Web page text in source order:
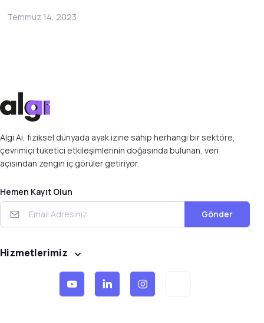
Temmuz 14, 2023
Algi Ai, fiziksel dünyada ayak izine sahip herhangi bir sektöre,
çevrimiçi tüketici etkileşimlerinin doğasında bulunan, veri
açısından zengin iç görüler getiriyor.
Hemen Kayıt Olun
Gönder
Hizmetlerimiz